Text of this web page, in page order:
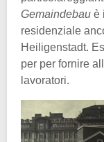
Gemaindebau è
residenziale
Heiligenstadt.
per per fornire
lavoratori.